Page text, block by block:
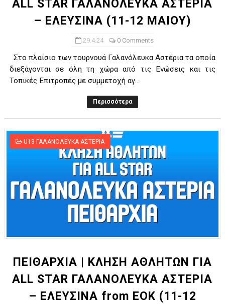
ALL STAR ΓΑΛΑΝΟΛΕΥΚΑ ΑΣΤΕΡΙΑ
– ΕΛΕΥΣΙΝΑ (11-12 ΜΑΙΟΥ)
29.4.24 0 Comments
Στο πλαίσιο των τουρνουά Γαλανόλευκα Αστέρια τα οποία
διεξάγονται σε όλη τη χώρα από τις Ενώσεις και τις
Τοπικές Επιτροπές με συμμετοχή αγ...
Περισσότερα
U13 ΓΑΛΑΝΟΛΕΥΚΑ ΑΣΤΕΡΙΑ
ΠΕΙΘΑΡΧΙΑ | ΚΛΗΣΗ ΑΘΛΗΤΩΝ ΓΙΑ
ALL STAR ΓΑΛΑΝΟΛΕΥΚΑ ΑΣΤΕΡΙΑ
– ΕΛΕΥΣΙΝΑ from ΕΟΚ (11-12